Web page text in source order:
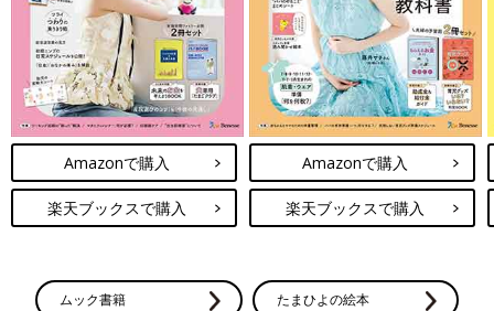
Amazonで購入
楽天ブックスで購入
Amazonで購入
楽天ブックスで購入
ムック書籍 たまひよの絵本